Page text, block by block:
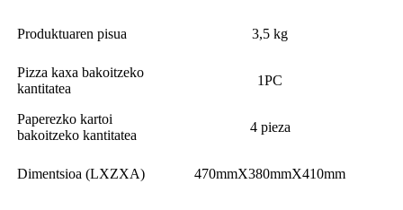
Produktuaren pisua 3,5 kg
Pizza kaxa bakoitzeko
kantitatea
1PC
Paperezko kartoi
bakoitzeko kantitatea
4 pieza
Dimentsioa (LXZXA) 470mmX380mmX410mm